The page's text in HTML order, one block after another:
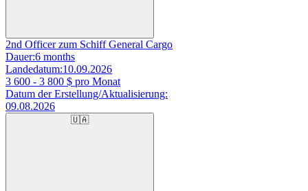
2nd Officer zum Schiff General Cargo
Dauer:6 months
Landedatum:10.09.2026
3 600 - 3 800 $ pro Monat
Datum der Erstellung/Aktualisierung:
09.08.2026
🇺🇦